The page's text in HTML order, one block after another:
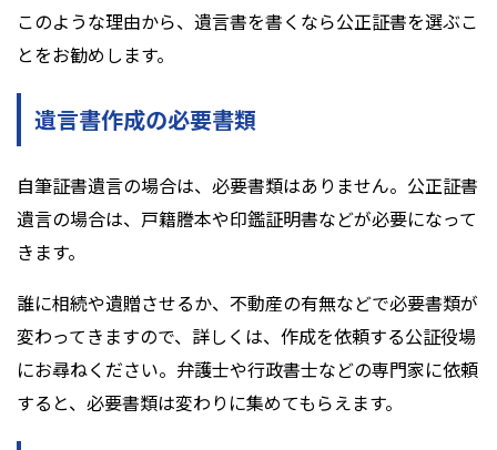
このような理由から、遺言書を書くなら公正証書を選ぶこ
とをお勧めします。
遺言書作成の必要書類
自筆証書遺言の場合は、必要書類はありません。公正証書
遺言の場合は、戸籍謄本や印鑑証明書などが必要になって
きます。
誰に相続や遺贈させるか、不動産の有無などで必要書類が
変わってきますので、詳しくは、作成を依頼する公証役場
にお尋ねください。弁護士や行政書士などの専門家に依頼
すると、必要書類は変わりに集めてもらえます。